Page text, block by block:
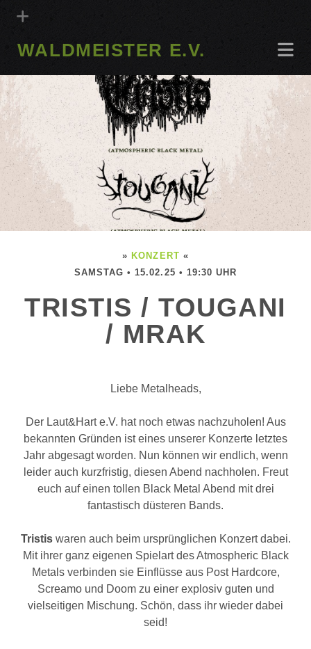
WALDMEISTER E.V.
» KONZERT «
SAMSTAG • 15.02.25 • 19:30 UHR
TRISTIS / TOUGANI
/ MRAK
Liebe Metalheads,
Der Laut&Hart e.V. hat noch etwas nachzuholen! Aus
bekannten Gründen ist eines unserer Konzerte letztes
Jahr abgesagt worden. Nun können wir endlich, wenn
leider auch kurzfristig, diesen Abend nachholen. Freut
euch auf einen tollen Black Metal Abend mit drei
fantastisch düsteren Bands.
Tristis waren auch beim ursprünglichen Konzert dabei.
Mit ihrer ganz eigenen Spielart des Atmospheric Black
Metals verbinden sie Einflüsse aus Post Hardcore,
Screamo und Doom zu einer explosiv guten und
vielseitigen Mischung. Schön, dass ihr wieder dabei
seid!